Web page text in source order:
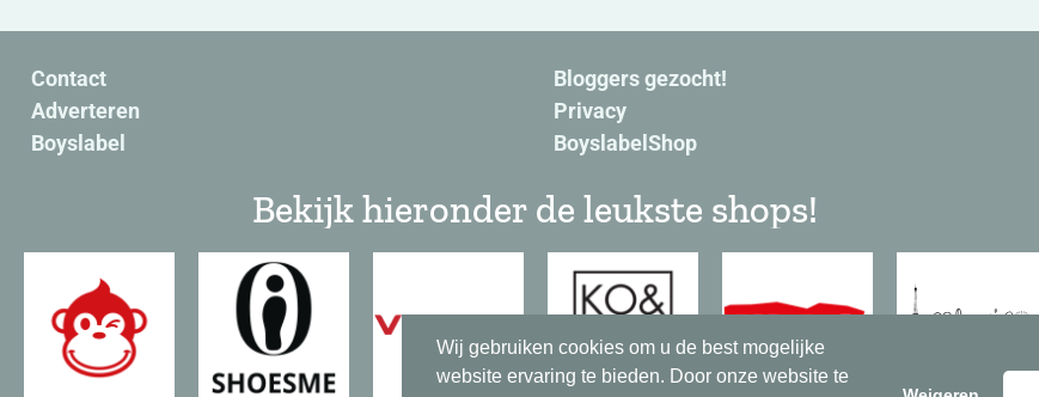
Wij gebruiken cookies om u de best mogelijke
website ervaring te bieden. Door onze website te
Contact
Adverteren
Boyslabel
Bloggers gezocht!
Privacy
BoyslabelShop
Bekijk hieronder de leukste shops!